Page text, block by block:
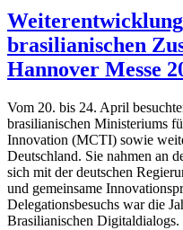
brasilianischen
Hannover Messe
Vom 20. bis 24. April
brasilianischen Ministeriums
Innovation (MCTI) sowie
Deutschland. Sie nahmen an
sich mit der deutschen
und gemeinsame
Delegationsbesuchs war die
Brasilianischen Digitaldialogs.